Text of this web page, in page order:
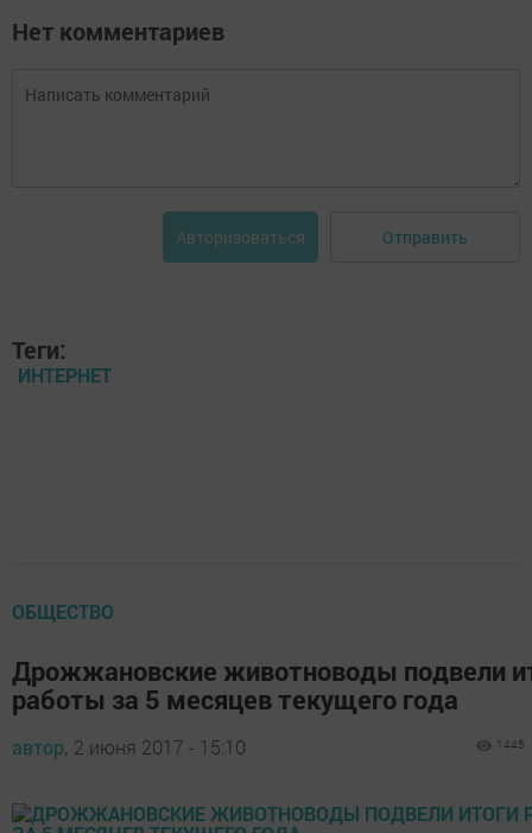
Нет комментариев
Авторизоваться Отправить
Теги:
ИНТЕРНЕТ
ОБЩЕСТВО
Дрожжановские животноводы подвели
работы за 5 месяцев текущего года
автор, 2 июня 2017 - 15:10 1445